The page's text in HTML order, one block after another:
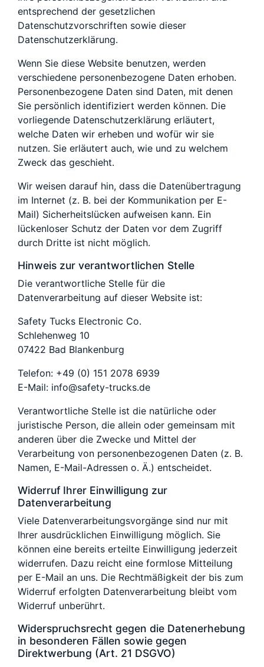
entsprechend der gesetzlichen
Datenschutzvorschriften sowie dieser
Datenschutzerklärung.
Wenn Sie diese Website benutzen, werden
verschiedene personenbezogene Daten erhoben.
Personenbezogene Daten sind Daten, mit denen
Sie persönlich identifiziert werden können. Die
vorliegende Datenschutzerklärung erläutert,
welche Daten wir erheben und wofür wir sie
nutzen. Sie erläutert auch, wie und zu welchem
Zweck das geschieht.
Wir weisen darauf hin, dass die Datenübertragung
im Internet (z. B. bei der Kommunikation per E-
Mail) Sicherheitslücken aufweisen kann. Ein
lückenloser Schutz der Daten vor dem Zugriff
durch Dritte ist nicht möglich.
Hinweis zur verantwortlichen Stelle
Die verantwortliche Stelle für die
Datenverarbeitung auf dieser Website ist:
Safety Tucks Electronic Co.
Schlehenweg 10
07422 Bad Blankenburg
Telefon: +49 (0) 151 2078 6939
E-Mail: info@safety-trucks.de
Verantwortliche Stelle ist die natürliche oder
juristische Person, die allein oder gemeinsam mit
anderen über die Zwecke und Mittel der
Verarbeitung von personenbezogenen Daten (z. B.
Namen, E-Mail-Adressen o. Ä.) entscheidet.
Widerruf Ihrer Einwilligung zur
Datenverarbeitung
Viele Datenverarbeitungsvorgänge sind nur mit
Ihrer ausdrücklichen Einwilligung möglich. Sie
können eine bereits erteilte Einwilligung jederzeit
widerrufen. Dazu reicht eine formlose Mitteilung
per E-Mail an uns. Die Rechtmäßigkeit der bis zum
Widerruf erfolgten Datenverarbeitung bleibt vom
Widerruf unberührt.
Widerspruchsrecht gegen die Datenerhebung
in besonderen Fällen sowie gegen
Direktwerbung (Art. 21 DSGVO)